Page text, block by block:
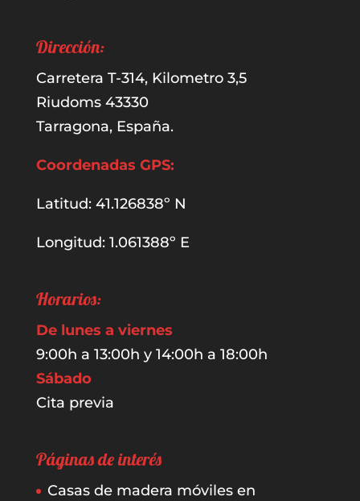
Dirección:
Carretera T-314, Kilometro 3,5
Riudoms 43330
Tarragona, España.
Coordenadas GPS:
Latitud: 41.126838º N
Longitud: 1.061388º E
Horarios:
De lunes a viernes
9:00h a 13:00h y 14:00h a 18:00h
Sábado
Cita previa
Páginas de interés
Casas de madera móviles en